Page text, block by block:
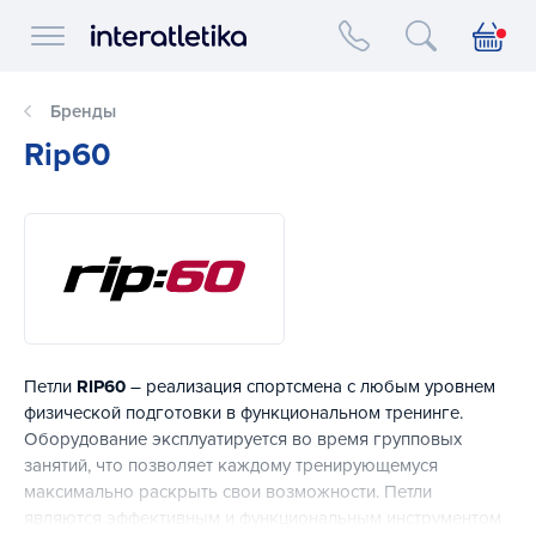
Interatletika logo
Бренды
Rip60
Петли RIP60 – реализация спортсмена с любым уровнем
физической подготовки в функциональном тренинге.
Оборудование эксплуатируется во время групповых
занятий, что позволяет каждому тренирующемуся
максимально раскрыть свои возможности. Петли
являются эффективным и функциональным инструментом